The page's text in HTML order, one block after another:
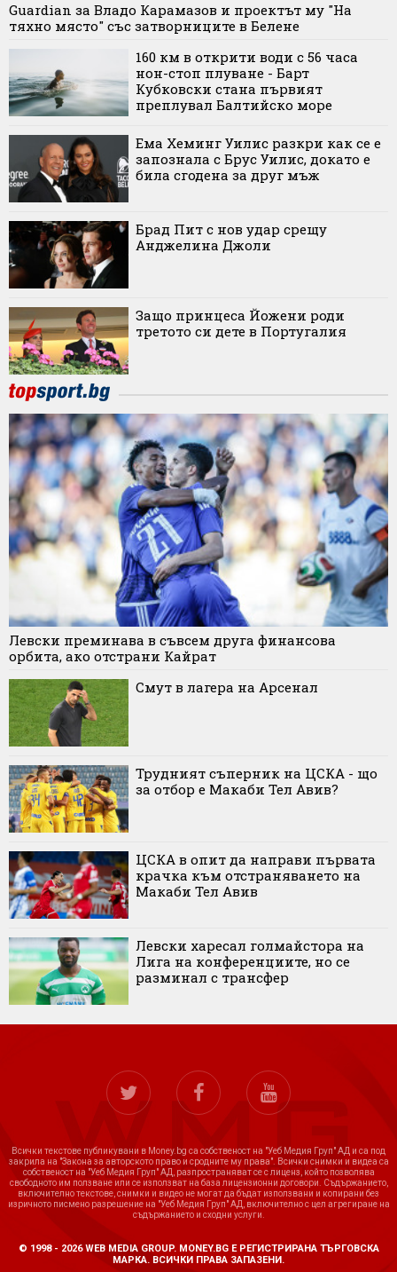
Guardian за Владо Карамазов и проектът му "На
тяхно място" със затворниците в Белене
160 км в открити води с 56 часа
нон-стоп плуване - Барт
Кубковски стана първият
преплувал Балтийско море
Ема Хеминг Уилис разкри как се е
запознала с Брус Уилис, докато е
била сгодена за друг мъж
Брад Пит с нов удар срещу
Анджелина Джоли
Защо принцеса Йожени роди
третото си дете в Португалия
Левски преминава в съвсем друга финансова
орбита, ако отстрани Кайрат
Смут в лагера на Арсенал
Трудният съперник на ЦСКА - що
за отбор е Макаби Тел Авив?
ЦСКА в опит да направи първата
крачка към отстраняването на
Макаби Тел Авив
Левски харесал голмайстора на
Лига на конференциите, но се
разминал с трансфер
Всички текстове публикувани в Money.bg са собственост на "Уеб Медия Груп" АД и са под
закрила на "Закона за авторското право и сродните му права". Всички снимки и видеа са
собственост на "Уеб Медия Груп" АД, разпространяват се с лиценз, който позволява
свободното им ползване или се използват на база лицензионни договори. Съдържанието,
включително текстове, снимки и видео не могат да бъдат използвани и копирани без
изричното писмено разрешение на "Уеб Медия Груп" АД, включително с цел агрегиране на
съдържанието и сходни услуги.
© 1998 - 2026 WEB MEDIA GROUP. MONEY.BG Е РЕГИСТРИРАНА ТЪРГОВСКА
МАРКА. ВСИЧКИ ПРАВА ЗАПАЗЕНИ.